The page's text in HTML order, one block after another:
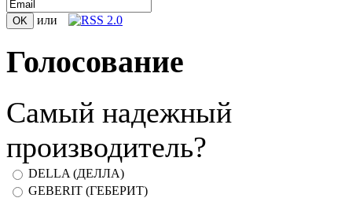
или
Голосование
Самый надежный
производитель?
DELLA (ДЕЛЛА)
GEBERIT (ГЕБЕРИТ)